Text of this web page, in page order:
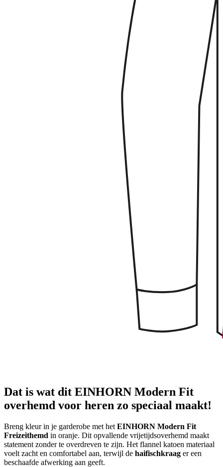
Dat is wat dit EINHORN Modern Fit
overhemd voor heren zo speciaal maakt!
Breng kleur in je garderobe met het EINHORN Modern Fit
Freizeithemd in oranje. Dit opvallende vrijetijdsoverhemd maakt
statement zonder te overdreven te zijn. Het flannel katoen materiaal
voelt zacht en comfortabel aan, terwijl de haifischkraag er een
beschaafde afwerking aan geeft.